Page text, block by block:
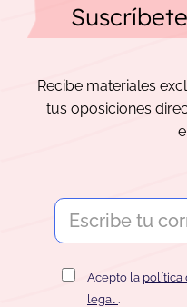
Recibe materiales
tus oposiciones
Acepto la política
legal .